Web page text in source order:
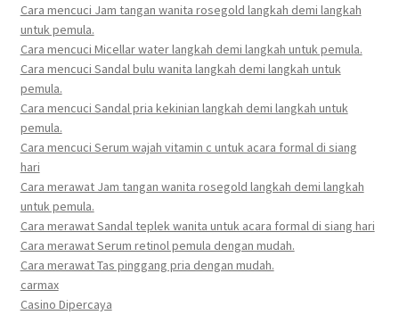
Cara mencuci Jam tangan wanita rosegold langkah demi langkah
untuk pemula.
Cara mencuci Micellar water langkah demi langkah untuk pemula.
Cara mencuci Sandal bulu wanita langkah demi langkah untuk
pemula.
Cara mencuci Sandal pria kekinian langkah demi langkah untuk
pemula.
Cara mencuci Serum wajah vitamin c untuk acara formal di siang
hari
Cara merawat Jam tangan wanita rosegold langkah demi langkah
untuk pemula.
Cara merawat Sandal teplek wanita untuk acara formal di siang hari
Cara merawat Serum retinol pemula dengan mudah.
Cara merawat Tas pinggang pria dengan mudah.
carmax
Casino Dipercaya